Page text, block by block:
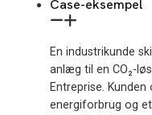
Case-eksempel
En industrikunde
anlæg til en CO₂-
Entreprise.
energiforbrug og